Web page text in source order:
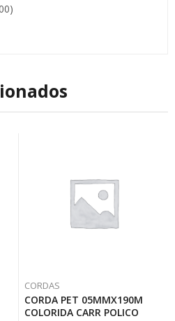
CORDAS
CORDA PET 05MMX190M
COLORIDA CARR POLICO